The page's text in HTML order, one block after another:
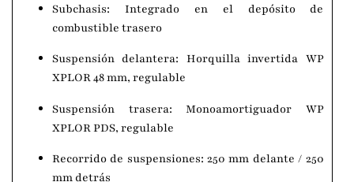
Subchasis: Integrado en el depósito de
combustible trasero
Suspensión delantera: Horquilla invertida WP
XPLOR 48 mm, regulable
Suspensión trasera: Monoamortiguador WP
XPLOR PDS, regulable
Recorrido de suspensiones: 250 mm delante / 250
mm detrás